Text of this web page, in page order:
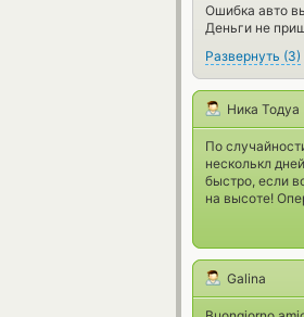
Ошибка авто
Деньги не
Развернуть (3)
Ника Тодуа
По
несколькл
быстро, если
на высоте!
Galina